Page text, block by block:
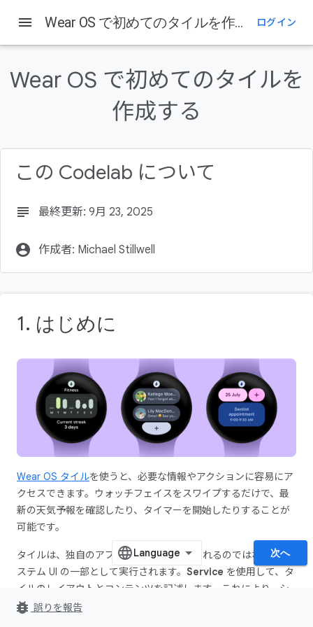
演習内容
学習内容
menu Wear OS で初めてのタイルを作成する ログイン
Wear OS で初めてのタイルを
作成する
この Codelab について
subject 最終更新: 9月 23, 2025
account_circle 作成者: Michael Stillwell
1. はじめに
Wear OS タイルを使うと、必要な情報やアクションに容易にア
クセスできます。ウォッチフェイスをスワイプするだけで、最
新の天気予報を確認したり、タイマーを開始したりすることが
可能です。
タイルは、独自のアプリコンテナで実行されるのではなく、シ
ステム UI の一部として実行されます。 Service を使用して、タ
イルのレイアウトとコンテンツを記述します。これにより、シ
ステム UI が必要に応じてタイルのレンダリングを行います。
次へ
bug_report 誤りを報告